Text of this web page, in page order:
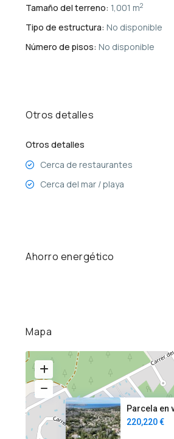
Tamaño del terreno: 1,001 m2
Tipo de estructura: No disponible
Número de pisos: No disponible
Otros detalles
Otros detalles
Cerca de restaurantes
Cerca del mar / playa
Ahorro energético
Mapa
Parcela en
220,220 €